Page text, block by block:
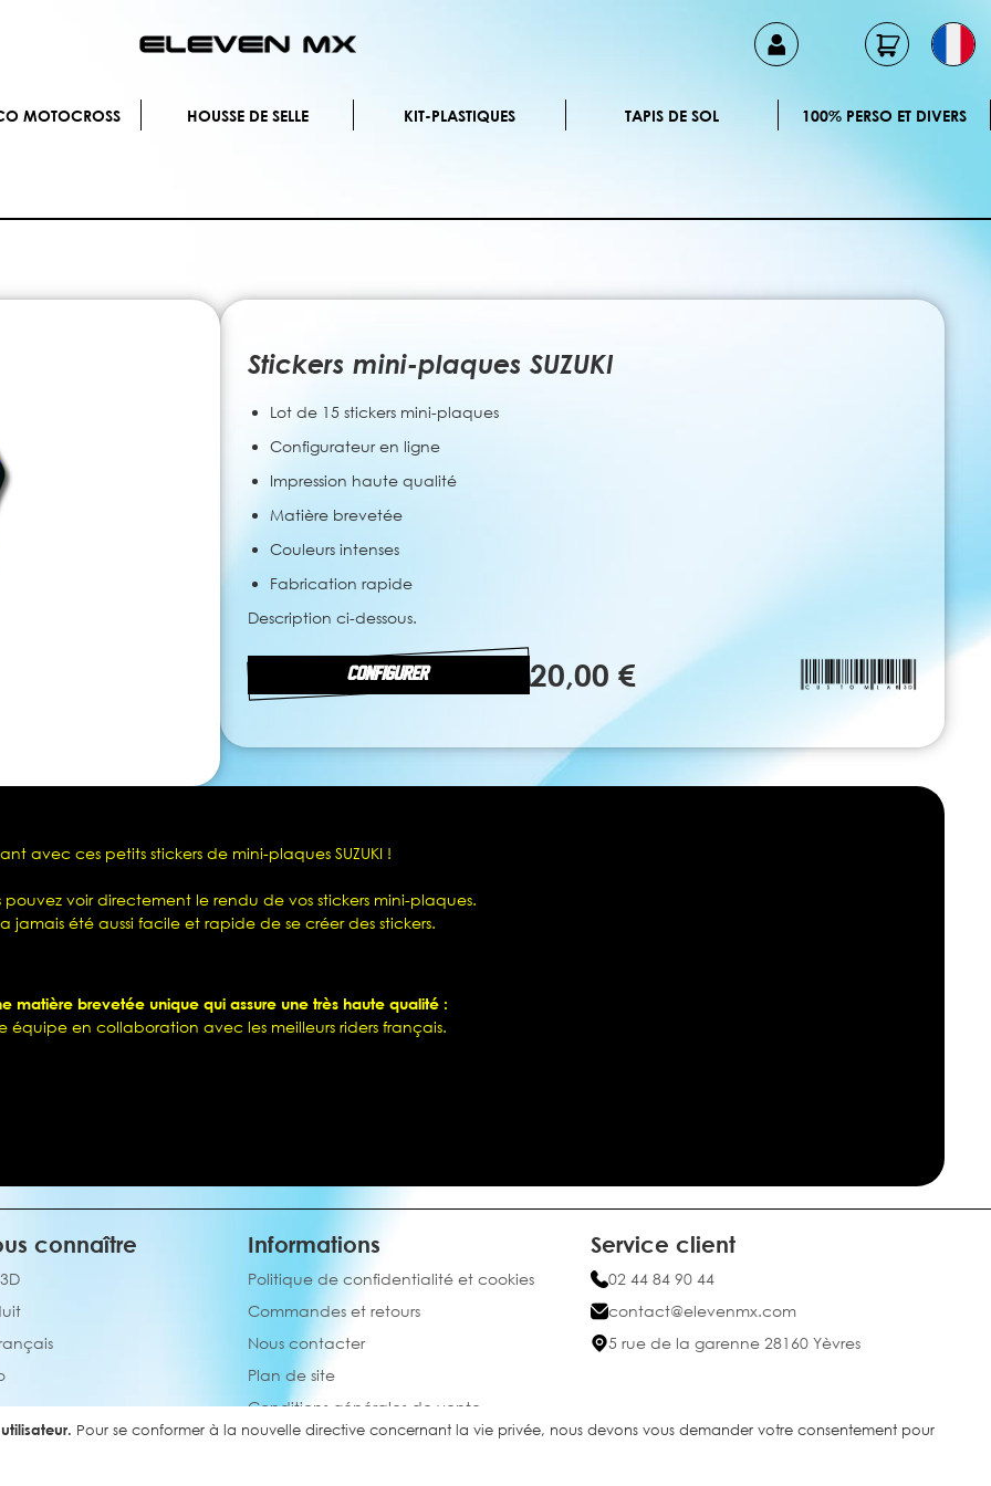
Pour se conformer à la nouvelle directive concernant la vie privée, nous devons vous demander votre consentement pour
au
MOTOCROSS HOUSSE DE SELLE KIT-PLASTIQUES TAPIS DE SOL 100% PERSO ET DIVERS
Stickers mini-plaques SUZUKI
Lot de 15 stickers mini-plaques
Configurateur en ligne
Impression haute qualité
Matière brevetée
Couleurs intenses
Fabrication rapide
Description ci-dessous.
CONFIGURER 20,00 €
avec ces petits stickers de mini-plaques SUZUKI !
voir directement le rendu de vos stickers mini-plaques.
été aussi facile et rapide de se créer des stickers.
matière brevetée unique qui assure une très haute qualité :
en collaboration avec les meilleurs riders français.
connaître Informations
Politique de confidentialité et cookies
Commandes et retours
Nous contacter
Plan de site
Conditions générales de vente
Service client
02 44 84 90 44
contact@elevenmx.com
5 rue de la garenne 28160 Yèvres